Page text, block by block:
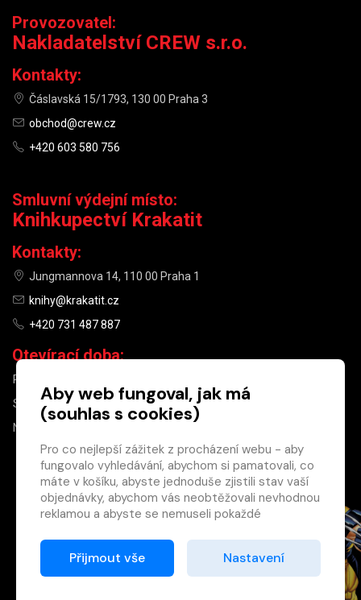
×
Máte u nás již
registrovaný
účet?
Registrací získáte slevu
na zboží ve výši 15 %
Provozovatel:
Nakladatelství CREW s.r.o.
Kontakty:
Čáslavská 15/1793, 130 00 Praha 3
obchod@crew.cz
+420 603 580 756
Smluvní výdejní místo:
Knihkupectví Krakatit
Kontakty:
Jungmannova 14, 110 00 Praha 1
knihy@krakatit.cz
+420 731 487 887
Otevírací doba:
PO–PÁ
SO
10:00–13:00
NE
Aby web fungoval, jak má
(souhlas s cookies)
Pro co nejlepší zážitek z procházení webu - aby
fungovalo vyhledávání, abychom si pamatovali, co
máte v košíku, abyste jednoduše zjistili stav vaší
objednávky, abychom vás neobtěžovali nevhodnou
reklamou a abyste se nemuseli pokaždé
Proto od vás potřebujeme souhlas se
zpracováním souborů cookies
Přijmout vše Nastavení